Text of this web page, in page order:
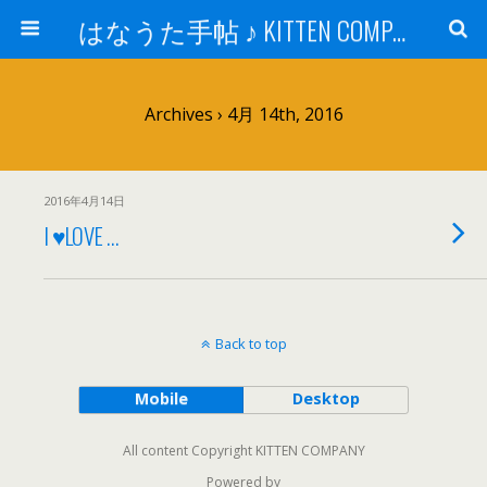
はなうた手帖 ♪ KITTEN COMPANY
Archives › 4月 14th, 2016
2016年4月14日
I ♥LOVE …
Back to top
Mobile Desktop
All content Copyright KITTEN COMPANY
Powered by